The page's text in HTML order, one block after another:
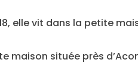
elle vit dans la petite
maison située près